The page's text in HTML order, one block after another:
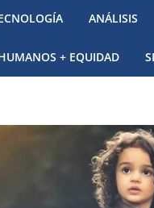
ANÁLISIS
+ EQUIDAD